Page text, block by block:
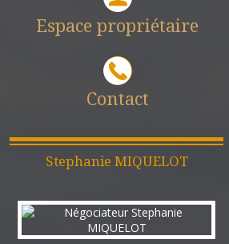
Espace propriétaire
Contact
Stephanie MIQUELOT